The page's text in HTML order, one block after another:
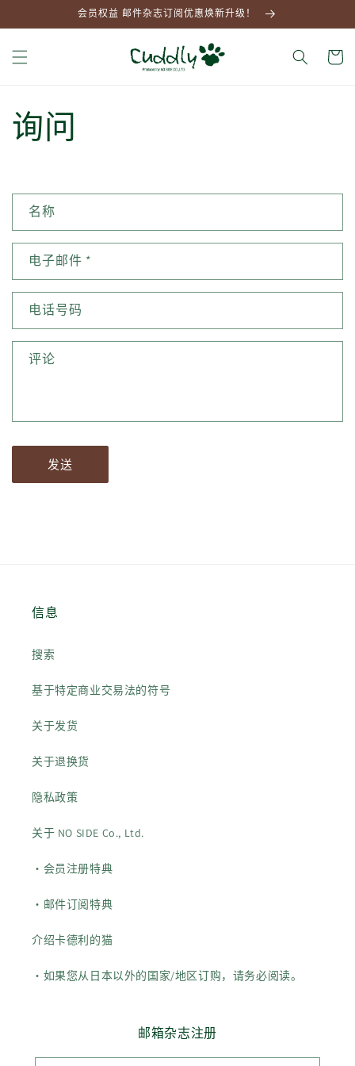
会员权益 邮件杂志订阅优惠焕新升级！
车
询问
表
名称
电子邮件 *
电话号码
评论
发送
信息
搜索
基于特定商业交易法的符号
关于发货
关于退换货
隐私政策
关于 NO SIDE Co., Ltd.
・会员注册特典
・邮件订阅特典
介绍卡德利的猫
・如果您从日本以外的国家/地区订购，请务必阅读。
邮箱杂志注册